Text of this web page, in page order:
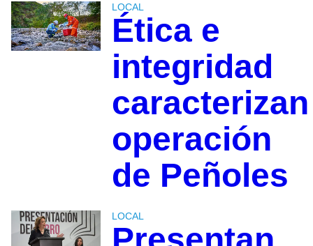
LOCAL
Ética e
integridad
caracterizan
operación
de Peñoles
LOCAL